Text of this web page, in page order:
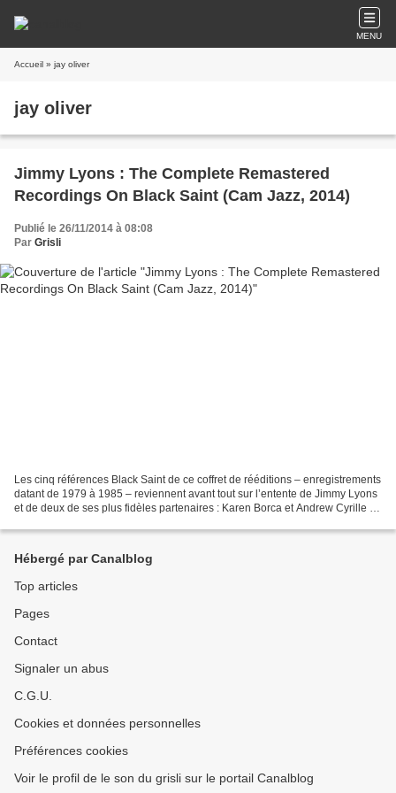
MENU
Accueil » jay oliver
jay oliver
Jimmy Lyons : The Complete Remastered
Recordings On Black Saint (Cam Jazz, 2014)
Publié le 26/11/2014 à 08:08
Par Grisli
Les cinq références Black Saint de ce coffret de rééditions – enregistrements
datant de 1979 à 1985 – reviennent avant tout sur l’entente de Jimmy Lyons
et de deux de ses plus fidèles partenaires : Karen Borca et Andrew Cyrille .
Hébergé par Canalblog
Top articles
Pages
Contact
Signaler un abus
C.G.U.
Cookies et données personnelles
Préférences cookies
Voir le profil de le son du grisli sur le portail Canalblog